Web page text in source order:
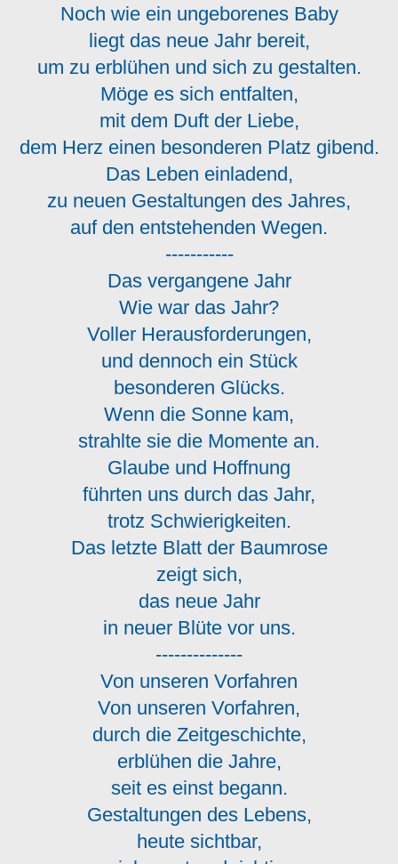
Noch wie ein ungeborenes Baby
liegt das neue Jahr bereit,
um zu erblühen und sich zu gestalten.
Möge es sich entfalten,
mit dem Duft der Liebe,
dem Herz einen besonderen Platz gibend.
Das Leben einladend,
zu neuen Gestaltungen des Jahres,
auf den entstehenden Wegen.
-----------
Das vergangene Jahr
Wie war das Jahr?
Voller Herausforderungen,
und dennoch ein Stück
besonderen Glücks.
Wenn die Sonne kam,
strahlte sie die Momente an.
Glaube und Hoffnung
führten uns durch das Jahr,
trotz Schwierigkeiten.
Das letzte Blatt der Baumrose
zeigt sich,
das neue Jahr
in neuer Blüte vor uns.
--------------
Von unseren Vorfahren
Von unseren Vorfahren,
durch die Zeitgeschichte,
erblühen die Jahre,
seit es einst begann.
Gestaltungen des Lebens,
heute sichtbar,